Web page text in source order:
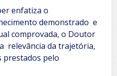
enfatiza o
demonstrado e
comprovada, o Doutor
relevância da trajetória,
prestados pelo